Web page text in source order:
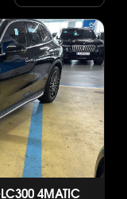
4MATIC